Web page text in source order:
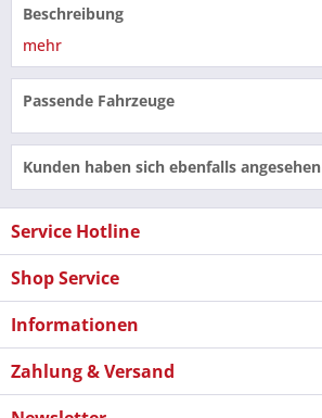
Beschreibung
mehr
Passende Fahrzeuge
Kunden haben sich ebenfalls angesehen
Service Hotline
Shop Service
Informationen
Zahlung & Versand